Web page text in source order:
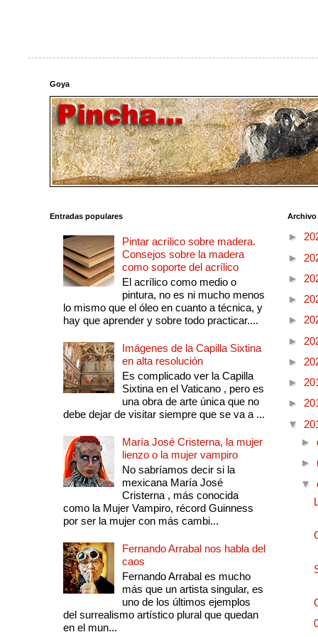
Goya
Entradas populares
Pintar acrílico sobre madera.
Consejos sobre la madera
como soporte del acrílico
El acrílico como medio o
pintura, no es ni mucho menos
lo mismo que el óleo en cuanto a técnica, y
hay que aprender y sobre todo practicar....
Imágenes de la Capilla Sixtina
en alta resolución
Es complicado ver la Capilla
Sixtina en el Vaticano , pero es
una obra de arte única que no
debe dejar de visitar siempre que se va a ...
María José Cristerna, la mujer
lienzo o la mujer vampiro
No sabríamos decir si la
mexicana María José
Cristerna , más conocida
como la Mujer Vampiro, récord Guinness
por ser la mujer con más cambi...
Fernando Arrabal nos habla del
caos
Fernando Arrabal es mucho
más que un artista singular, es
uno de los últimos ejemplos
del surrealismo artístico plural que quedan
en el mun...
►
►
►
►
►
►
►
►
►
▼
►
►
▼